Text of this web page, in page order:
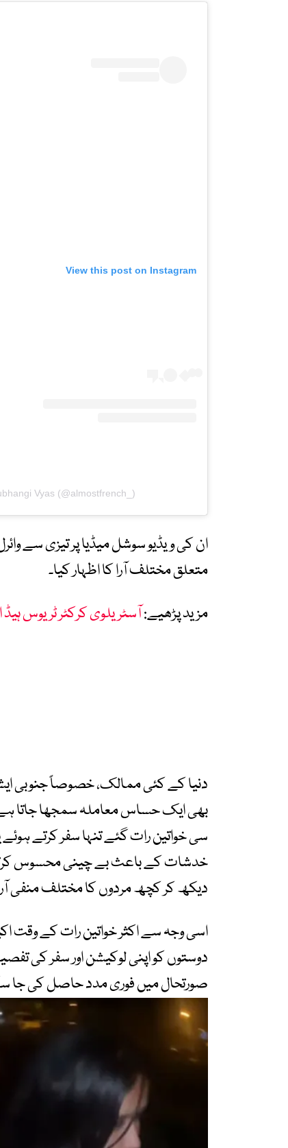
View this post on Instagram
Vyas (@almostfrench_)
ان کی ویڈیو سوشل میڈیا پر تیزی سے
متعلق مختلف آرا کا اظہار کیا۔
مزید پڑھیے:آسٹریلوی کرکٹر ٹریوس ہیڈ
دنیا کے کئی ممالک، خصوصاً جنوبی
بھی ایک حساس معاملہ سمجھا جاتا
سی خواتین رات گئے تنہا سفر کرتے
خدشات کے باعث بے چینی محسوس کرتی
دیکھ کر کچھ مردوں کا مختلف منفی آرا
اسی وجہ سے اکثر خواتین رات کے وقت
دوستوں کو اپنی لوکیشن اور سفر کی
صورتحال میں فوری مدد حاصل کی جا